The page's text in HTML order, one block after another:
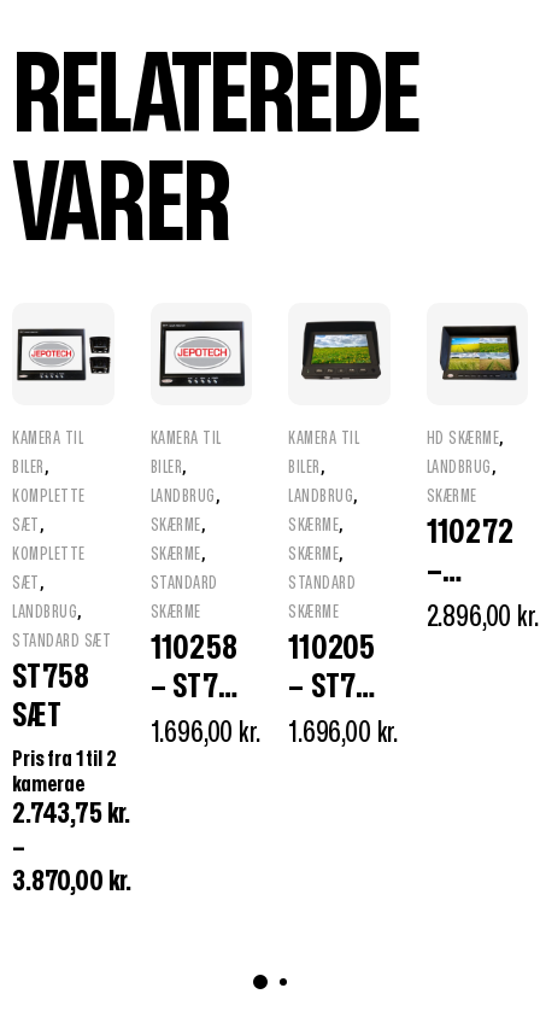
RELATEREDE
VARER
KAMERA TIL
BILER ,
KOMPLETTE
SÆT
,
KOMPLETTE
SÆT
,
LANDBRUG,
STANDARD SÆT
ST758
SÆT
Pris fra 1 til 2
kamerae
2.743,75 kr.
–
3.870,00 kr.
KAMERA TIL
BILER,
LANDBRUG ,
SKÆRME,
SKÆRME,
STANDARD
SKÆRME
110258
– ST758
TFT LCD
1.696,00 kr.
KAMERA TIL
BILER ,
LANDBRUG,
SKÆRME,
SKÆRME,
STANDARD
SKÆRME
110205
– ST705
TFT LCD
1.696,00 kr.
HD SKÆRME,
LANDBRUG ,
SKÆRME
110272
–
HD704
2.896,00 kr.